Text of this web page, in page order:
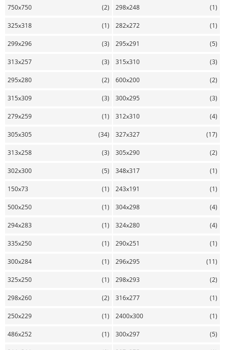
750x750 (2) 298x248 (1)
325x318 (1) 282x272 (1)
299x296 (3) 295x291 (5)
313x257 (3) 315x310 (3)
295x280 (2) 600x200 (2)
315x309 (3) 300x295 (3)
279x259 (1) 312x310 (4)
305x305 (34) 327x327 (17)
313x258 (3) 305x290 (2)
302x300 (5) 348x317 (1)
150x73 (1) 243x191 (1)
500x250 (1) 304x298 (4)
294x283 (1) 324x280 (4)
335x250 (1) 290x251 (1)
300x284 (1) 296x295 (11)
325x250 (1) 298x293 (2)
298x260 (2) 316x277 (1)
250x229 (1) 2400x300 (1)
486x252 (1) 300x297 (5)